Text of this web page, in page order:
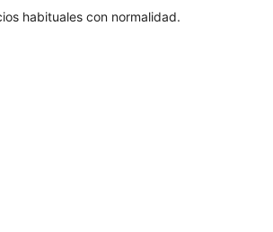
habituales con normalidad.